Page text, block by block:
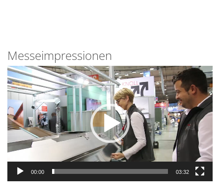
Messeimpressionen
Video-
Player
00:00 03:32